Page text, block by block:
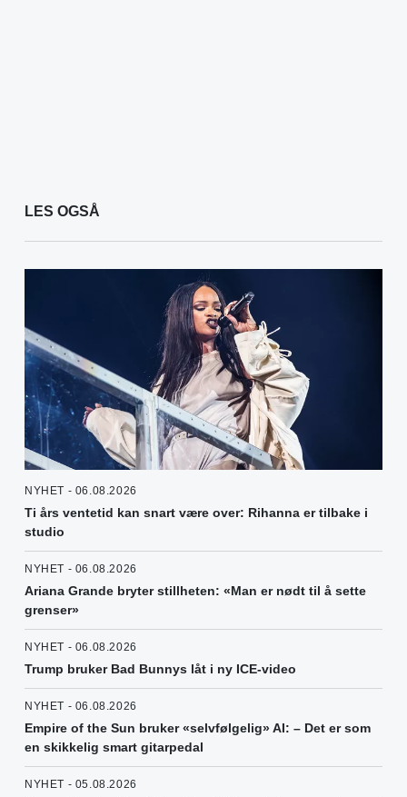
LES OGSÅ
NYHET - 06.08.2026
Ti års ventetid kan snart være over: Rihanna er tilbake i
studio
NYHET - 06.08.2026
Ariana Grande bryter stillheten: «Man er nødt til å sette
grenser»
NYHET - 06.08.2026
Trump bruker Bad Bunnys låt i ny ICE-video
NYHET - 06.08.2026
Empire of the Sun bruker «selvfølgelig» AI: – Det er som
en skikkelig smart gitarpedal
NYHET - 05.08.2026